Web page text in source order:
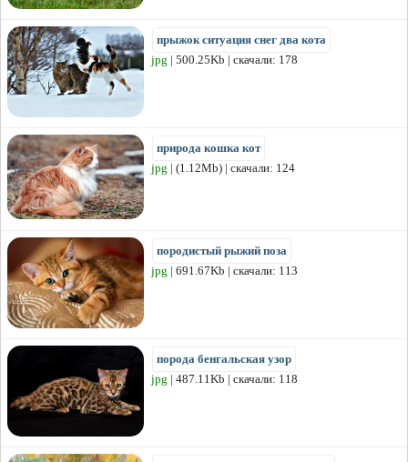
прыжок ситуация снег два кота
jpg | 500.25Kb | скачали: 178
природа кошка кот
jpg | (1.12Mb) | скачали: 124
породистый рыжий поза
jpg | 691.67Kb | скачали: 113
порода бенгальская узор
jpg | 487.11Kb | скачали: 118